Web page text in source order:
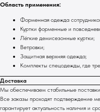
Область применения:
Форменная одежда
Куртки форменные и
Лёгкие демисезонные куртки;
Ветровки;
Защитная верхняя одежда;
Комплекты спецодежды, где
Доставка
Мы обеспечиваем стабильные
Все заказы проходят подтверждение
гарантирует актуальность наличия и